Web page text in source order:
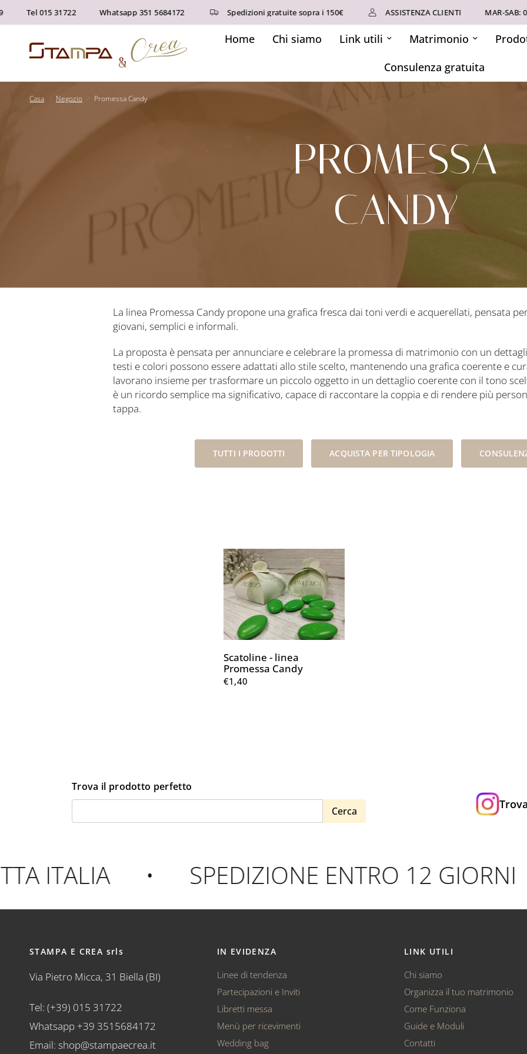
Tel 015 31722 Whatsapp 351 5684172 Spedizioni gratuite sopra i 150€ ASSISTENZA CLIENTI MAR-SAB: 09-
Home Chi siamo Link utili Matrimonio
Consulenza gratuita
Casa Negozio Promessa Candy
PROMESSA
CANDY
La linea Promessa Candy propone una grafica fresca dai toni verdi e acquerellati, pensata
giovani, semplici e informali.
La proposta è pensata per annunciare e celebrare la promessa di matrimonio con un
testi e colori possono essere adattati allo stile scelto, mantenendo una grafica coerente e
lavorano insieme per trasformare un piccolo oggetto in un dettaglio coerente con il tono
è un ricordo semplice ma significativo, capace di raccontare la coppia e di rendere più
tappa.
TUTTI I PRODOTTI ACQUISTA PER TIPOLOGIA
Scatoline - linea
Promessa Candy
€1,40
Trova il prodotto perfetto
Cerca
ITALIA SPEDIZIONE ENTRO 12 GIORNI
STAMPA E CREA srls
Via Pietro Micca, 31 Biella (BI)
Tel: (+39) 015 31722
Whatsapp +39 3515684172
Email: shop@stampaecrea.it
IN EVIDENZA
Linee di tendenza
Partecipazioni e Inviti
Libretti messa
Menù per ricevimenti
Wedding bag
LINK UTILI
Chi siamo
Organizza il tuo matrimonio
Come Funziona
Guide e Moduli
Contatti